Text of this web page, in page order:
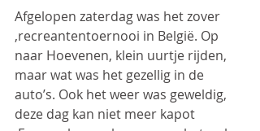
Afgelopen zaterdag was het zover
,recreantentoernooi in België. Op
naar Hoevenen, klein uurtje rijden,
maar wat was het gezellig in de
auto’s. Ook het weer was geweldig,
deze dag kan niet meer kapot